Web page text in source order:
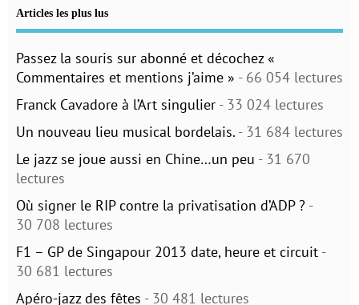
Articles les plus lus
Passez la souris sur abonné et décochez «
Commentaires et mentions j’aime » - 66 054 lectures
Franck Cavadore à l’Art singulier - 33 024 lectures
Un nouveau lieu musical bordelais. - 31 684 lectures
Le jazz se joue aussi en Chine…un peu - 31 670
lectures
Où signer le RIP contre la privatisation d’ADP ? -
30 708 lectures
F1 – GP de Singapour 2013 date, heure et circuit -
30 681 lectures
Apéro-jazz des fêtes - 30 481 lectures